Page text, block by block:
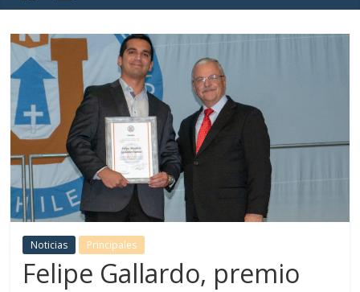
Noticias Principales
Felipe Gallardo, premio